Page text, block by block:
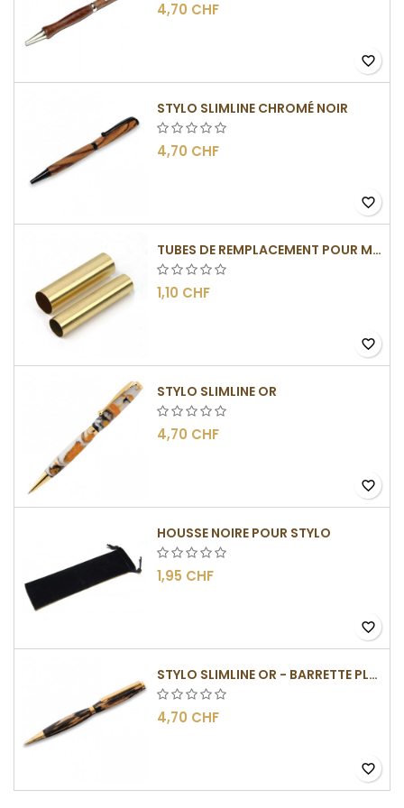
4,70 CHF
favorite_border
STYLO SLIMLINE CHROMÉ NOIR
4,70 CHF
favorite_border
TUBES DE REMPLACEMENT POUR MÉCANISME SLIMLINE
1,10 CHF
favorite_border
STYLO SLIMLINE OR
4,70 CHF
favorite_border
HOUSSE NOIRE POUR STYLO
1,95 CHF
favorite_border
STYLO SLIMLINE OR - BARRETTE PLATE
4,70 CHF
favorite_border